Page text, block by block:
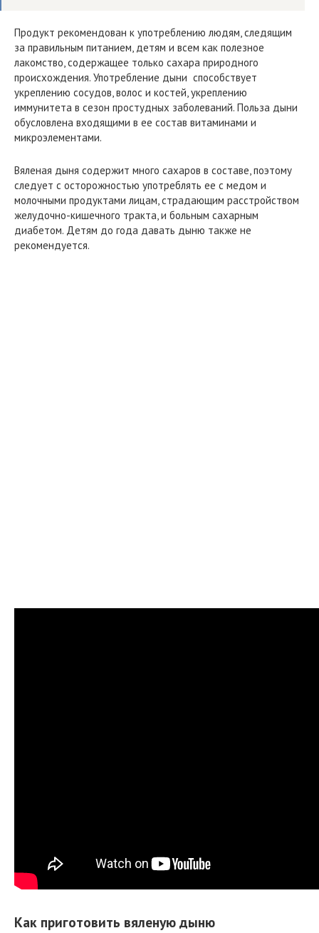
Продукт рекомендован к употреблению людям, следящим
за правильным питанием, детям и всем как полезное
лакомство, содержащее только сахара природного
происхождения. Употребление дыни способствует
укреплению сосудов, волос и костей, укреплению
иммунитета в сезон простудных заболеваний. Польза дыни
обусловлена входящими в ее состав витаминами и
микроэлементами.
Вяленая дыня содержит много сахаров в составе, поэтому
следует с осторожностью употреблять ее с медом и
молочными продуктами лицам, страдающим расстройством
желудочно-кишечного тракта, и больным сахарным
диабетом. Детям до года давать дыню также не
рекомендуется.
Как приготовить вяленую дыню